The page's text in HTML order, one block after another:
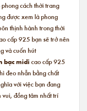
cách thời trang
được xem là phong
thịnh hành trong thời
cấp 925 bạn sẽ trở nên
và cuốn hút
bạc midi cao cấp 925
đeo nhẫn bằng chất
với việc bạn đang
đồng tâm nhất trí